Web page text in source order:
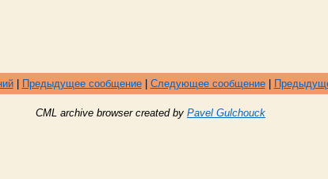
| Предыдущее сообщение| Следующее сообщение|
CML archive browser created by Pavel Gulchouck